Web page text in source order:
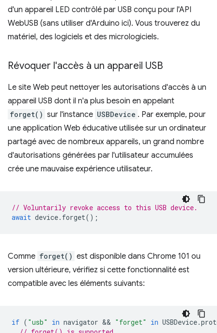
d'un appareil LED contrôlé par USB conçu pour l'API
WebUSB (sans utiliser d'Arduino ici). Vous trouverez du
matériel, des logiciels et des micrologiciels.
Révoquer l'accès à un appareil USB
Le site Web peut nettoyer les autorisations d'accès à un
appareil USB dont il n'a plus besoin en appelant
forget() sur l'instance USBDevice . Par exemple, pour
une application Web éducative utilisée sur un ordinateur
partagé avec de nombreux appareils, un grand nombre
d'autorisations générées par l'utilisateur accumulées
crée une mauvaise expérience utilisateur.
// Voluntarily revoke access to this USB device.
await device. forget();
Comme forget() est disponible dans Chrome 101 ou
version ultérieure, vérifiez si cette fonctionnalité est
compatible avec les éléments suivants:
if ( "usb" in navigator && "forget" in USBDevice.